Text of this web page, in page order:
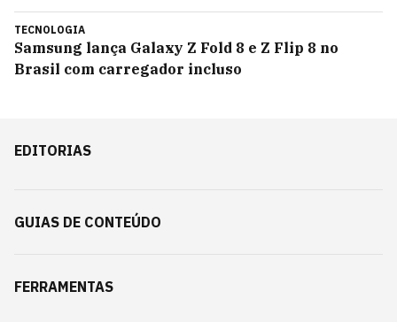
TECNOLOGIA
Samsung lança Galaxy Z Fold 8 e Z Flip 8 no
Brasil com carregador incluso
EDITORIAS
GUIAS DE CONTEÚDO
FERRAMENTAS